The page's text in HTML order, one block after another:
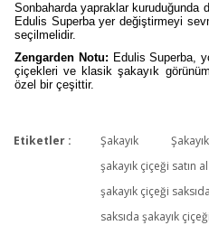
Sonbaharda yapraklar kuruduğunda
Edulis Superba yer değiştirmeyi
seçilmelidir.
Zengarden Notu: Edulis Superba,
çiçekleri ve klasik şakayık
özel bir çeşittir.
Bu ürüne ilk
Etiketler : Şakayık
şakayık çiçeği satın al
şakayık çiçeği
saksıda şakayık